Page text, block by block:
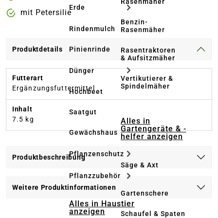
Erde
Rindenmulch
Pinienrinde
Dünger
Hochbeet
Saatgut
Gewächshaus
Pflanzenschutz
Pflanzzubehör
Alles in Haustier
anzeigen
Benzin-
Rasenmäher
Rasentraktoren
& Aufsitzmäher
Vertikutierer &
Spindelmäher
Alles in
Gartengeräte & -
helfer anzeigen
Säge & Axt
Gartenschere
Schaufel & Spaten
mit Petersilie
Produktdetails
Futterart
Ergänzungsfuttermittel
Inhalt
7.5 kg
Produktbeschreibung
Weitere Produktinformationen